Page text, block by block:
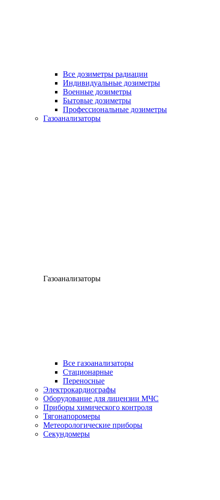
Все дозиметры радиации
Индивидуальные дозиметры
Военные дозиметры
Бытовые дозиметры
Профессиональные дозиметры
Газоанализаторы
Газоанализаторы
Все газоанализаторы
Cтационарные
Переносные
Электрокардиографы
Оборудование для лицензии МЧС
Приборы химического контроля
Тягонапоромеры
Метеорологические приборы
Секундомеры